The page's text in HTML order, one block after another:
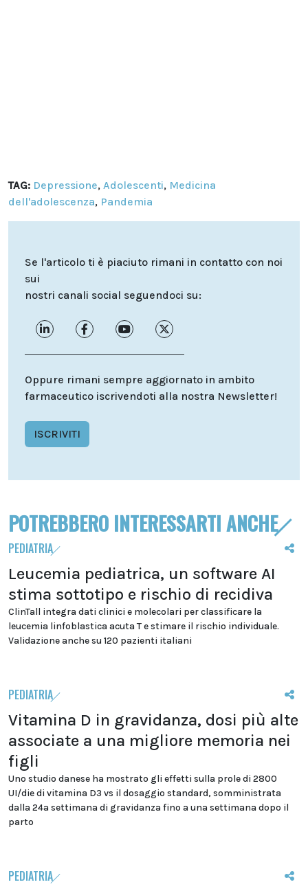
TAG: Depressione, Adolescenti, Medicina
dell'adolescenza, Pandemia
Se l'articolo ti è piaciuto rimani in contatto con noi
sui
nostri canali social seguendoci su:
Oppure rimani sempre aggiornato in ambito
farmaceutico iscrivendoti alla nostra Newsletter!
ISCRIVITI
POTREBBERO INTERESSARTI ANCHE
PEDIATRIA
Leucemia pediatrica, un software AI
stima sottotipo e rischio di recidiva
ClinTall integra dati clinici e molecolari per classificare la
leucemia linfoblastica acuta T e stimare il rischio individuale.
Validazione anche su 120 pazienti italiani
PEDIATRIA
Vitamina D in gravidanza, dosi più alte
associate a una migliore memoria nei
figli
Uno studio danese ha mostrato gli effetti sulla prole di 2800
UI/die di vitamina D3 vs il dosaggio standard, somministrata
dalla 24a settimana di gravidanza fino a una settimana dopo il
parto
PEDIATRIA